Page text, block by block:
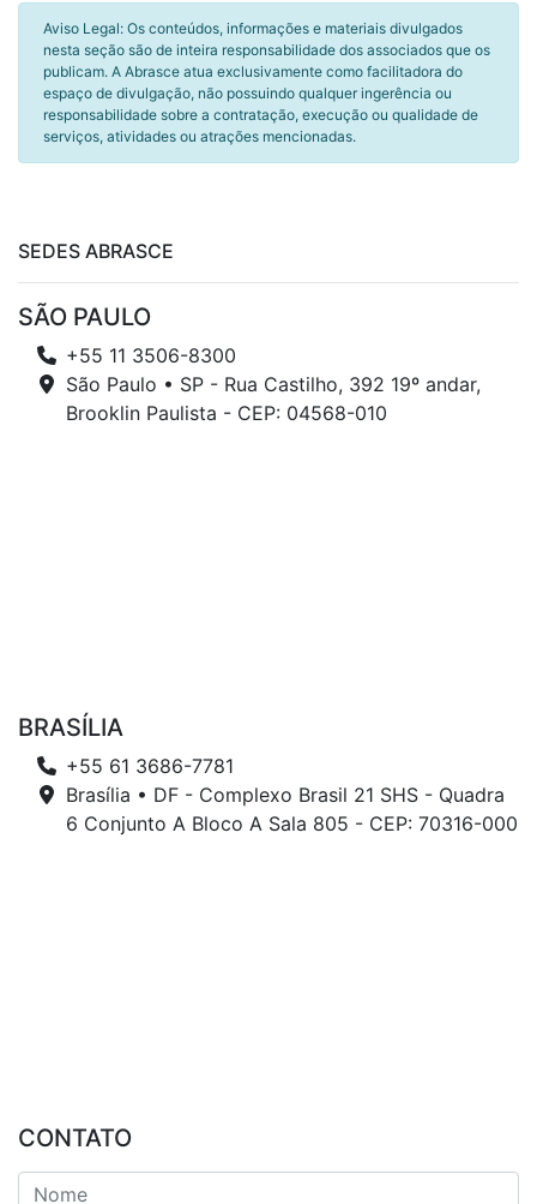
Aviso Legal: Os conteúdos, informações e materiais divulgados
nesta seção são de inteira responsabilidade dos associados que os
publicam. A Abrasce atua exclusivamente como facilitadora do
espaço de divulgação, não possuindo qualquer ingerência ou
responsabilidade sobre a contratação, execução ou qualidade de
serviços, atividades ou atrações mencionadas.
SEDES ABRASCE
SÃO PAULO
+55 11 3506-8300
São Paulo • SP - Rua Castilho, 392 19º andar,
Brooklin Paulista - CEP: 04568-010
BRASÍLIA
+55 61 3686-7781
Brasília • DF - Complexo Brasil 21 SHS - Quadra
6 Conjunto A Bloco A Sala 805 - CEP: 70316-000
CONTATO